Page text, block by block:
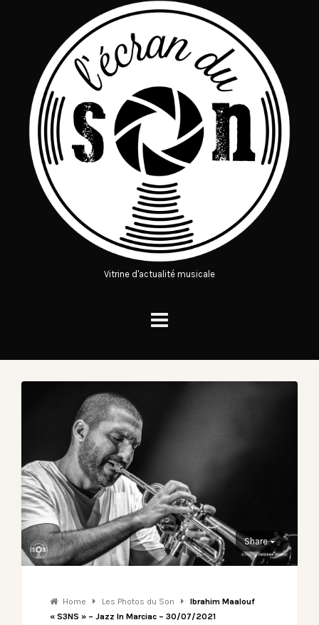
Vitrine d'actualité musicale
Share
Home Les Photos du Son
Ibrahim Maalouf
« S3NS » – Jazz In Marciac – 30/07/2021